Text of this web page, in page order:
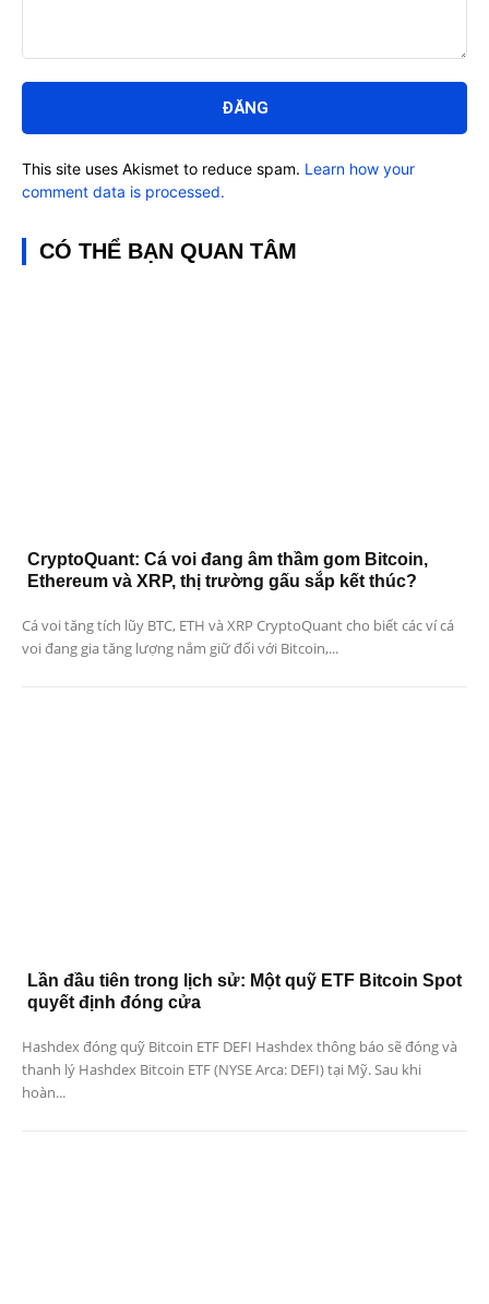
luận:
This site uses Akismet to reduce spam. Learn how your
comment data is processed.
CÓ THỂ BẠN QUAN TÂM
CryptoQuant: Cá voi đang âm thầm gom Bitcoin,
Ethereum và XRP, thị trường gấu sắp kết thúc?
Cá voi tăng tích lũy BTC, ETH và XRP CryptoQuant cho biết các ví cá
voi đang gia tăng lượng nắm giữ đối với Bitcoin,...
Lần đầu tiên trong lịch sử: Một quỹ ETF Bitcoin Spot
quyết định đóng cửa
Hashdex đóng quỹ Bitcoin ETF DEFI Hashdex thông báo sẽ đóng và
thanh lý Hashdex Bitcoin ETF (NYSE Arca: DEFI) tại Mỹ. Sau khi
hoàn...